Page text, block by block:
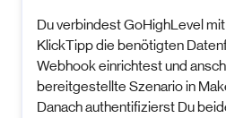
Du verbindest GoHighLevel
KlickTipp die benötigten
Webhook einrichtest und
bereitgestellte Szenario in
Danach authentifizierst Du